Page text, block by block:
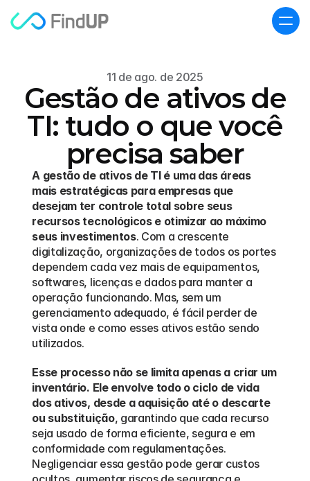
11 de ago. de 2025
Gestão de ativos de
TI: tudo o que você
precisa saber
A gestão de ativos de TI é uma das áreas
mais estratégicas para empresas que
desejam ter controle total sobre seus
recursos tecnológicos e otimizar ao máximo
seus investimentos. Com a crescente
digitalização, organizações de todos os portes
dependem cada vez mais de equipamentos,
softwares, licenças e dados para manter a
operação funcionando. Mas, sem um
gerenciamento adequado, é fácil perder de
vista onde e como esses ativos estão sendo
utilizados.
Esse processo não se limita apenas a criar um
inventário. Ele envolve todo o ciclo de vida
dos ativos, desde a aquisição até o descarte
ou substituição, garantindo que cada recurso
seja usado de forma eficiente, segura e em
conformidade com regulamentações.
Negligenciar essa gestão pode gerar custos